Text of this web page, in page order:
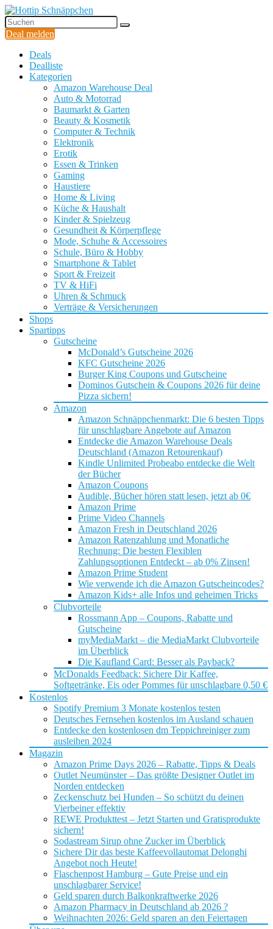
Deal melden
Deals
Dealliste
Kategorien
Amazon Warehouse Deal
Auto & Motorrad
Baumarkt & Garten
Beauty & Kosmetik
Computer & Technik
Elektronik
Erotik
Essen & Trinken
Gaming
Haustiere
Home & Living
Küche & Haushalt
Kinder & Spielzeug
Gesundheit & Körperpflege
Mode, Schuhe & Accessoires
Schule, Büro & Hobby
Smartphone & Tablet
Sport & Freizeit
TV & HiFi
Uhren & Schmuck
Verträge & Versicherungen
Shops
Spartipps
Gutscheine
McDonald’s Gutscheine 2026
KFC Gutscheine 2026
Burger King Coupons und Gutscheine
Dominos Gutschein & Coupons 2026 für deine
Pizza sichern!
Amazon
Amazon Schnäppchenmarkt: Die 6 besten Tipps
für unschlagbare Angebote auf Amazon
Entdecke die Amazon Warehouse Deals
Deutschland (Amazon Retourenkauf)
Kindle Unlimited Probeabo entdecke die Welt
der Bücher
Amazon Coupons
Audible, Bücher hören statt lesen, jetzt ab 0€
Amazon Prime
Prime Video Channels
Amazon Fresh in Deutschland 2026
Amazon Ratenzahlung und Monatliche
Rechnung: Die besten Flexiblen
Zahlungsoptionen Entdeckt – ab 0% Zinsen!
Amazon Prime Student
Wie verwende ich die Amazon Gutscheincodes?
Amazon Kids+ alle Infos und geheimen Tricks
Clubvorteile
Rossmann App – Coupons, Rabatte und
Gutscheine
myMediaMarkt – die MediaMarkt Clubvorteile
im Überblick
Die Kaufland Card: Besser als Payback?
McDonalds Feedback: Sichere Dir Kaffee,
Softgetränke, Eis oder Pommes für unschlagbare 0,50 €
Kostenlos
Spotify Premium 3 Monate kostenlos testen
Deutsches Fernsehen kostenlos im Ausland schauen
Entdecke den kostenlosen dm Teppichreiniger zum
ausleihen 2024
Magazin
Amazon Prime Days 2026 – Rabatte, Tipps & Deals
Outlet Neumünster – Das größte Designer Outlet im
Norden entdecken
Zeckenschutz bei Hunden – So schützt du deinen
Vierbeiner effektiv
REWE Produkttest – Jetzt Starten und Gratisprodukte
sichern!
Sodastream Sirup ohne Zucker im Überblick
Sichere Dir das beste Kaffeevollautomat Delonghi
Angebot noch Heute!
Flaschenpost Hamburg – Gute Preise und ein
unschlagbarer Service!
Geld sparen durch Balkonkraftwerke 2026
Amazon Pharmacy in Deutschland ab 2026 ?
Weihnachten 2026: Geld sparen an den Feiertagen